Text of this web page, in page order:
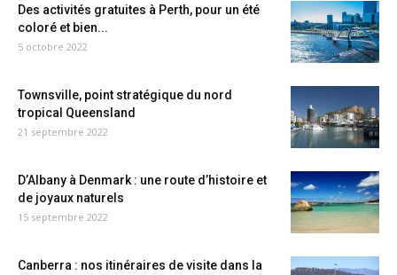
Des activités gratuites à Perth, pour un été
coloré et bien...
5 octobre 2022
Townsville, point stratégique du nord
tropical Queensland
21 septembre 2022
D’Albany à Denmark : une route d’histoire et
de joyaux naturels
15 septembre 2022
Canberra : nos itinéraires de visite dans la